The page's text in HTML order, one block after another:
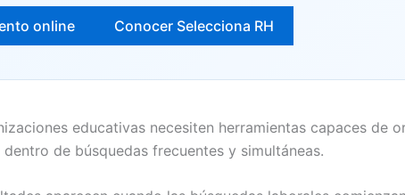
online Conocer Selecciona RH
educativas necesiten herramientas capaces
de búsquedas frecuentes y simultáneas.